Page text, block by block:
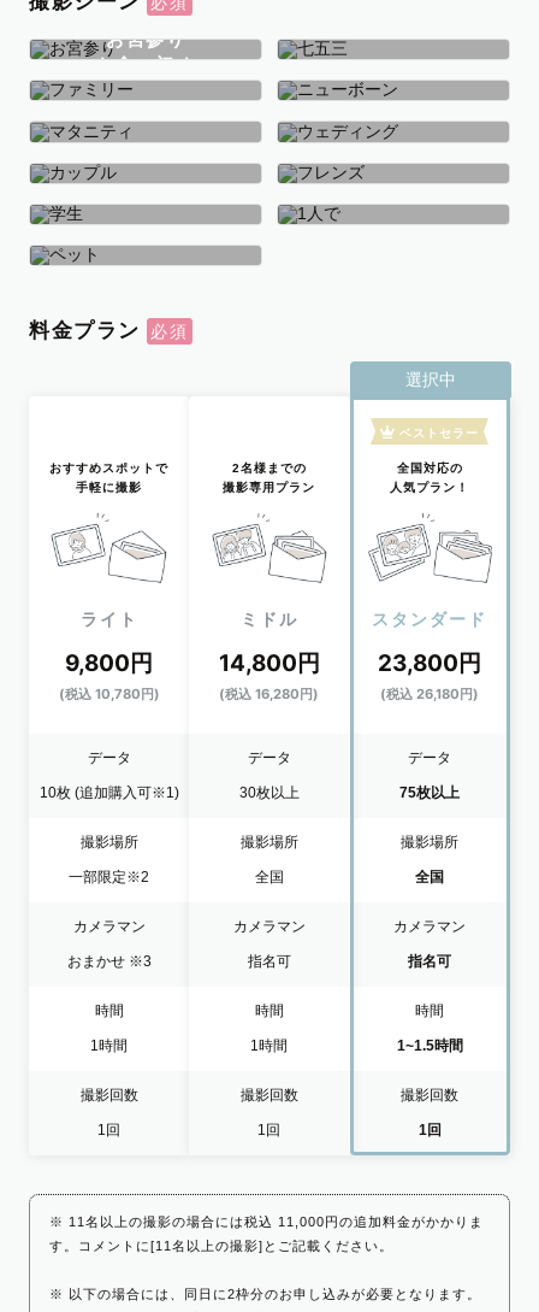
お宮参り
お食い初め
七五三
ファミリー ニューボーン
マタニティ ウェディング
カップル フレンズ
学生
料金プラン
おすすめスポットで
手軽に撮影
ライト
9,800円
(税込 10,780円)
データ
10枚 (追加購入可※1)
撮影場所
一部限定※2
カメラマン
おまかせ ※3
時間
1時間
撮影回数
1回
2名様までの
撮影専用プラン
ミドル
14,800円
(税込 16,280円)
データ
30枚以上
撮影場所
全国
カメラマン
指名可
時間
1時間
撮影回数
1回
選択中
ベストセラー
全国対応の
人気プラン！
スタンダード
23,800円
(税込 26,180円)
データ
75枚以上
撮影場所
全国
カメラマン
指名可
時間
1~1.5時間
撮影回数
1回
※ 11名以上の撮影の場合には税込 11,000円の追加料金がかかりま
す。コメントに[11名以上の撮影]とご記載ください。
※ 以下の場合には、同日に2枠分のお申し込みが必要となります。